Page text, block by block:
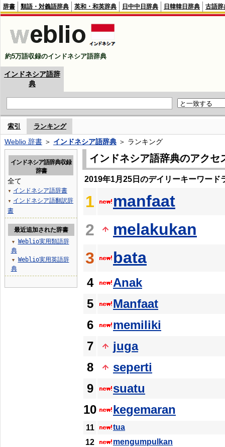
辞書 類語・対義語辞典 英和・和英辞典 日中中日辞典 日韓韓日辞典 古語辞
約5万語収録のインドネシア語辞典
インドネシア語辞
典
索引 ランキング
Weblio 辞書 ＞ インドネシア語辞典 ＞ ランキング
インドネシア語辞典のアクセ
2019年1月25日のデイリーキーワード
1
manfaat
2
melakukan
3
bata
4
Anak
5
Manfaat
6
memiliki
7
juga
8
seperti
9
suatu
10
kegemaran
11
tua
12
mengumpulkan
インドネシア語辞典収録
辞書
全て
▼ インドネシア語辞書
▼
インドネシア語翻訳辞
書
最近追加された辞書
▼
Weblio実用類語辞
典
▼
Weblio実用英語辞
典